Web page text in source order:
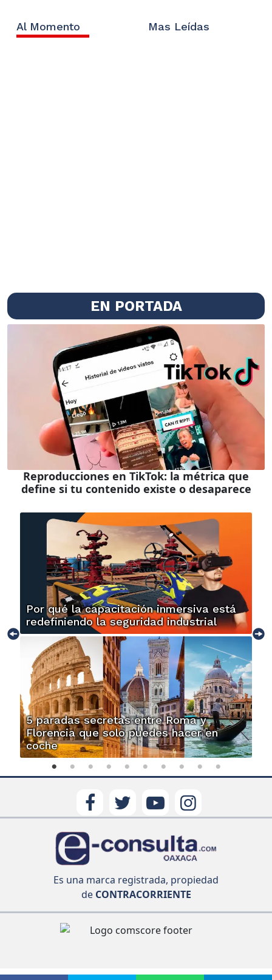
Al Momento Mas Leídas
EN PORTADA
Reproducciones en TikTok: la métrica que
define si tu contenido existe o desaparece
Por qué la capacitación inmersiva está
redefiniendo la seguridad industrial
5 paradas secretas entre Roma y
Florencia que solo puedes hacer en
coche
Es una marca registrada, propiedad
deCONTRACORRIENTE